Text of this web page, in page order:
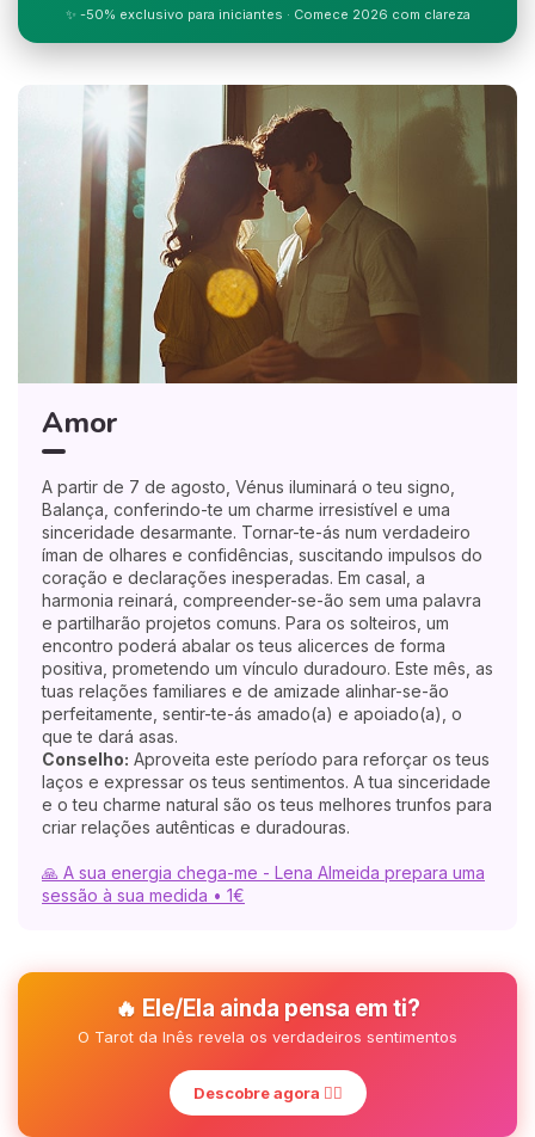
✨ -50% exclusivo para iniciantes · Comece 2026 com clareza
Amor
A partir de 7 de agosto, Vénus iluminará o teu signo,
Balança, conferindo-te um charme irresistível e uma
sinceridade desarmante. Tornar-te-ás num verdadeiro
íman de olhares e confidências, suscitando impulsos do
coração e declarações inesperadas. Em casal, a
harmonia reinará, compreender-se-ão sem uma palavra
e partilharão projetos comuns. Para os solteiros, um
encontro poderá abalar os teus alicerces de forma
positiva, prometendo um vínculo duradouro. Este mês, as
tuas relações familiares e de amizade alinhar-se-ão
perfeitamente, sentir-te-ás amado(a) e apoiado(a), o
que te dará asas.
Conselho: Aproveita este período para reforçar os teus
laços e expressar os teus sentimentos. A tua sinceridade
e o teu charme natural são os teus melhores trunfos para
criar relações autênticas e duradouras.
🙏 A sua energia chega-me - Lena Almeida prepara uma
sessão à sua medida • 1€
🔥 Ele/Ela ainda pensa em ti?
O Tarot da Inês revela os verdadeiros sentimentos
Descobre agora ❤️‍🔥